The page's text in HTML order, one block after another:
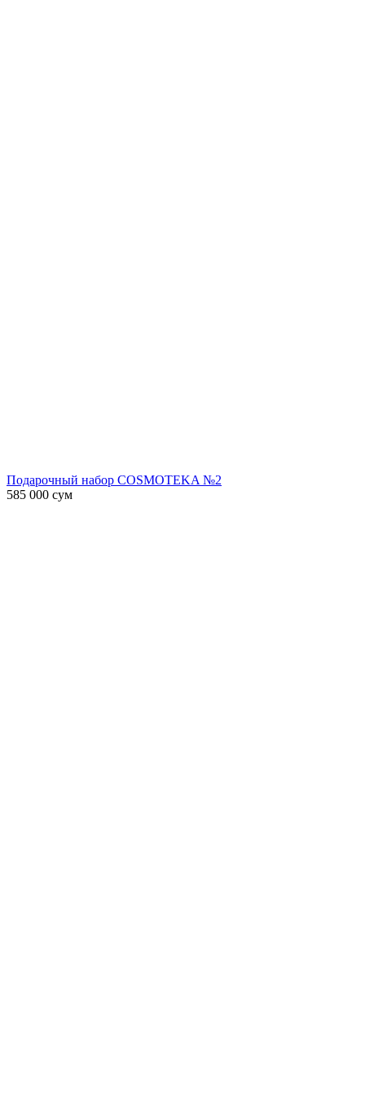
Подарочный набор COSMOTEKA №2
585 000 сум